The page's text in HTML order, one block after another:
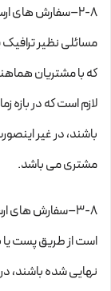
۲-۸–سفارش های
که با مشتریان
لازم است که در
باشند، در غیر
مشتری می باشد.
۳-۸–سفارش های
نهایی شده باشند،